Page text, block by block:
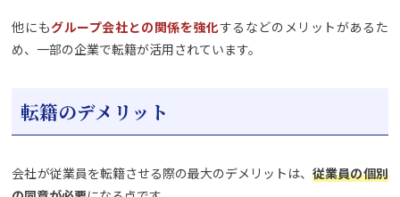
他にもグループ会社との関係を強化するなどのメリットがあるた
め、一部の企業で転籍が活用されています。
転籍のデメリット
会社が従業員を転籍させる際の最大のデメリットは、従業員の個別